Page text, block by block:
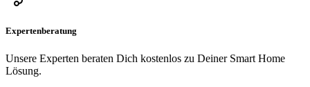
Expertenberatung
Unsere Experten beraten Dich kostenlos zu Deiner Smart Home
Lösung.